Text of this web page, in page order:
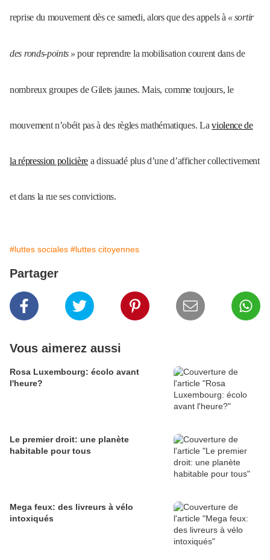
reprise du mouvement dès ce samedi, alors que des appels à «sortir
des ronds-points » pour reprendre la mobilisation courent dans de
nombreux groupes de Gilets jaunes. Mais, comme toujours, le
mouvement n’obéit pas à des règles mathématiques. Laviolence de
la répression policière a dissuadé plus d’une d’afficher collectivement
et dans la rue ses convictions.
#luttes sociales #luttes citoyennes
Partager
Vous aimerez aussi
Rosa Luxembourg: écolo avant
l'heure?
Le premier droit: une planète
habitable pour tous
Mega feux: des livreurs à vélo
intoxiqués